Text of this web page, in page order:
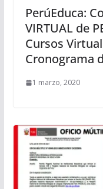
PerúEduca:
VIRTUAL de
Cursos
Cronograma
1 marzo, 2020